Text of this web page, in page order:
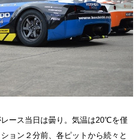
ース当日は曇り。気温は20℃を僅
ョン２分前、各ピットから続々と